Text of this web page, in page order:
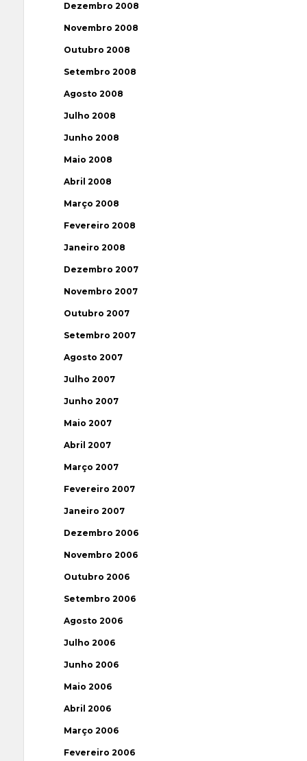
Dezembro 2008
Novembro 2008
Outubro 2008
Setembro 2008
Agosto 2008
Julho 2008
Junho 2008
Maio 2008
Abril 2008
Março 2008
Fevereiro 2008
Janeiro 2008
Dezembro 2007
Novembro 2007
Outubro 2007
Setembro 2007
Agosto 2007
Julho 2007
Junho 2007
Maio 2007
Abril 2007
Março 2007
Fevereiro 2007
Janeiro 2007
Dezembro 2006
Novembro 2006
Outubro 2006
Setembro 2006
Agosto 2006
Julho 2006
Junho 2006
Maio 2006
Abril 2006
Março 2006
Fevereiro 2006